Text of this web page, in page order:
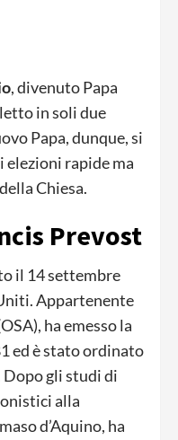
, divenuto Papa
in soli due
Papa, dunque, si
elezioni rapide ma
Chiesa.
Prevost
il 14 settembre
Appartenente
ha emesso la
ed è stato ordinato
Dopo gli studi di
alla
d’Aquino, ha